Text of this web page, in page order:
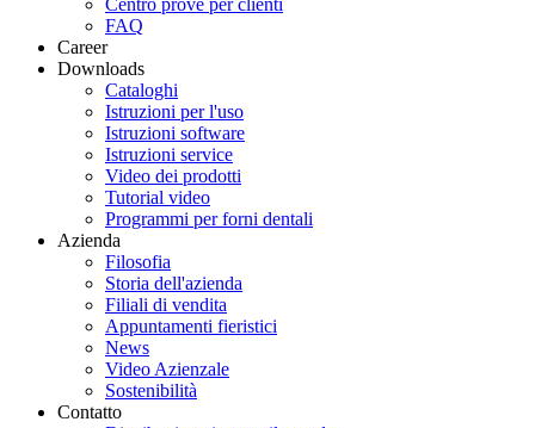
Centro prove per clienti
FAQ
Career
Downloads
Cataloghi
Istruzioni per l'uso
Istruzioni software
Istruzioni service
Video dei prodotti
Tutorial video
Programmi per forni dentali
Azienda
Filosofia
Storia dell'azienda
Filiali di vendita
Appuntamenti fieristici
News
Video Azienzale
Sostenibilità
Contatto